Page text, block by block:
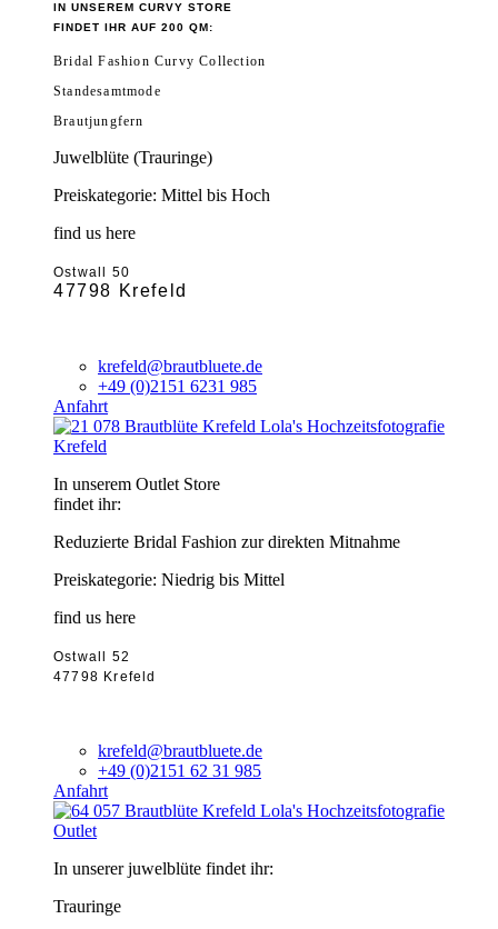
IN UNSEREM CURVY STORE
FINDET IHR AUF 200 QM:
Bridal Fashion Curvy Collection
Standesamtmode
Brautjungfern
Juwelblüte (Trauringe)
Preiskategorie: Mittel bis Hoch
find us here
Ostwall 50
47798 Krefeld
krefeld@brautbluete.de
+49 (0)2151 6231 985
Anfahrt
Krefeld
In unserem Outlet Store
findet ihr:
Reduzierte Bridal Fashion zur direkten Mitnahme
Preiskategorie: Niedrig bis Mittel
find us here
Ostwall 52
47798 Krefeld
krefeld@brautbluete.de
+49 (0)2151 62 31 985
Anfahrt
Outlet
In unserer juwelblüte findet ihr:
Trauringe